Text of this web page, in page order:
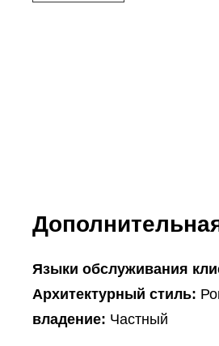
Языки обслуживания
Архитектурный стиль:
владение: Частный